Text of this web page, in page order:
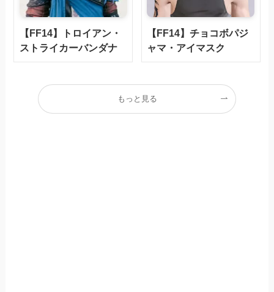
【FF14】トロイアン・
ストライカーバンダナ
【FF14】チョコボパジ
ャマ・アイマスク
もっと見る